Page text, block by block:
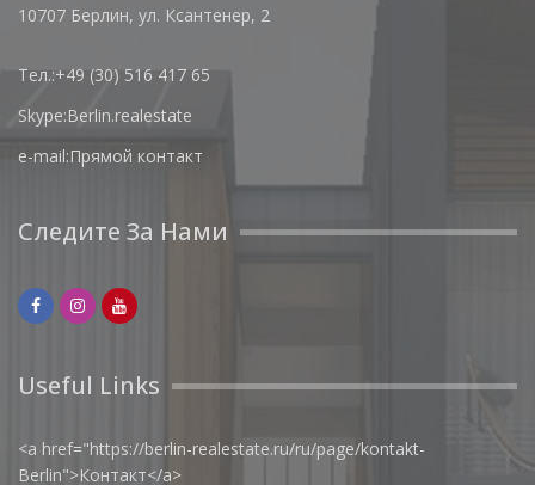
10707 Берлин, ул. Ксантенер, 2
Тел.:+49 (30) 516 417 65
Skype:Berlin.realestate
e-mail:Прямой контакт
Следите За Нами
Useful Links
<a href="https://berlin-realestate.ru/ru/page/kontakt-
Berlin">Контакт</a>